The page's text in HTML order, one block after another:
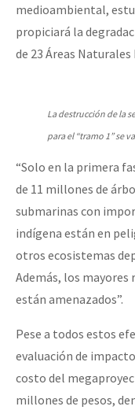
medioambiental,
propiciará la
de 23 Áreas
La destrucción de la
para el “tramo 1” se
“Solo en la primera
de 11 millones de
submarinas con
indígena están en
otros ecosistemas
Además, los mayores
están amenazados”.
Pese a todos estos
evaluación de
costo del
millones de pesos,